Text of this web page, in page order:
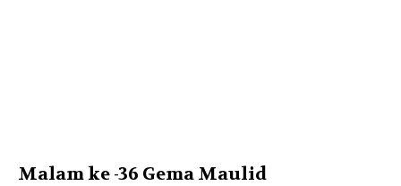
Malam ke -36 Gema Maulid